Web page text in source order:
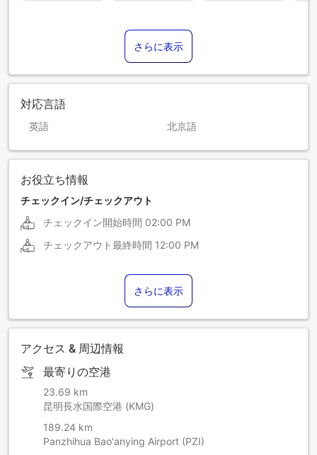
さらに表示
対応言語
英語 北京語
お役立ち情報
チェックイン/チェックアウト
チェックイン開始時間 02:00 PM
チェックアウト最終時間 12:00 PM
さらに表示
アクセス & 周辺情報
最寄りの空港
23.69 km
昆明長水国際空港 (KMG)
189.24 km
Panzhihua Bao'anying Airport (PZI)